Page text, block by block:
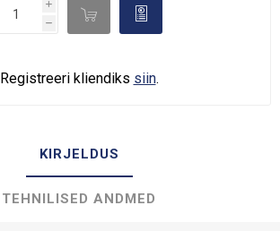
i
h
d 
Registreeri kliendiks siin.
KIRJELDUS
TEHNILISED ANDMED